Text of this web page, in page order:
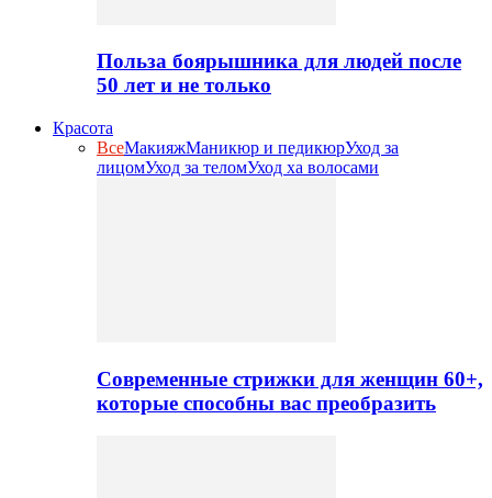
Польза боярышника для людей после
50 лет и не только
Красота
ВсеМакияжМаникюр и педикюрУход за
лицомУход за теломУход ха волосами
Современные стрижки для женщин 60+,
которые способны вас преобразить